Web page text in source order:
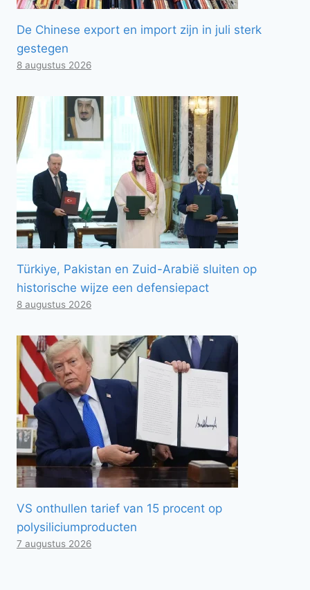
De Chinese export en import zijn in juli sterk
gestegen
8 augustus 2026
Türkiye, Pakistan en Zuid-Arabië sluiten op
historische wijze een defensiepact
8 augustus 2026
VS onthullen tarief van 15 procent op
polysiliciumproducten
7 augustus 2026